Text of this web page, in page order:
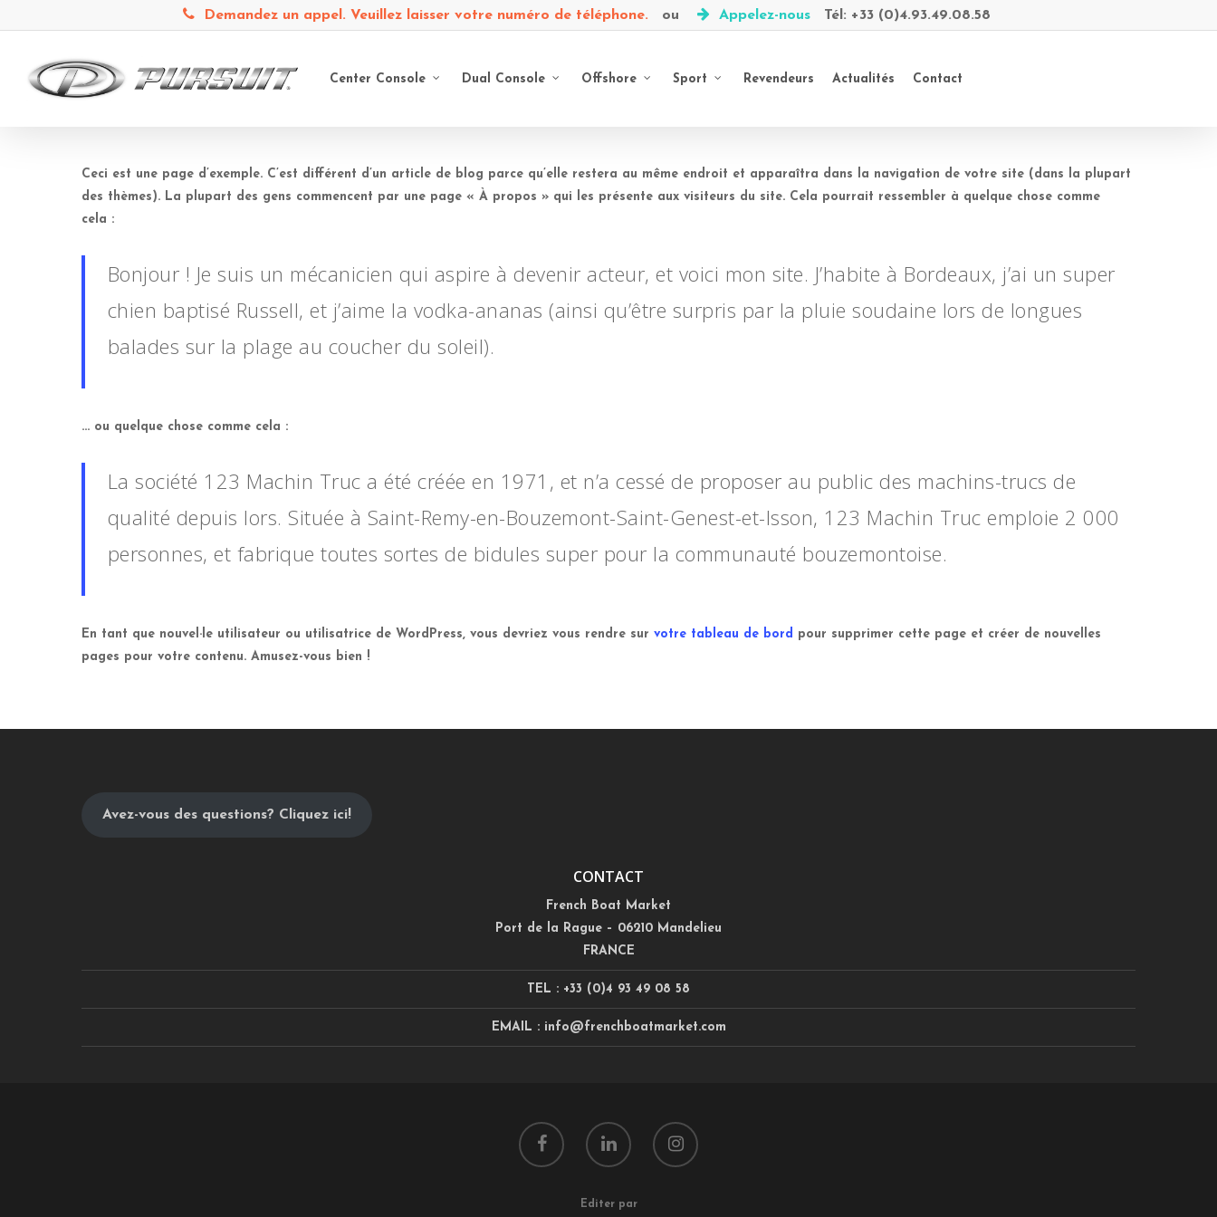
Demandez un appel. Veuillez laisser votre numéro de téléphone. ou Appelez-nous Tél: +33 (0)4.93.49.08.58
Center Console Dual Console Offshore Sport Revendeurs Actualités Contact
Ceci est une page d’exemple. C’est différent d’un article de blog parce qu’elle restera au même endroit et apparaîtra dans la navigation de votre site (dans la plupart
des thèmes). La plupart des gens commencent par une page « À propos » qui les présente aux visiteurs du site. Cela pourrait ressembler à quelque chose comme
cela :
Bonjour ! Je suis un mécanicien qui aspire à devenir acteur, et voici mon site. J’habite à Bordeaux, j’ai un super
chien baptisé Russell, et j’aime la vodka-ananas (ainsi qu’être surpris par la pluie soudaine lors de longues
balades sur la plage au coucher du soleil).
… ou quelque chose comme cela :
La société 123 Machin Truc a été créée en 1971, et n’a cessé de proposer au public des machins-trucs de
qualité depuis lors. Située à Saint-Remy-en-Bouzemont-Saint-Genest-et-Isson, 123 Machin Truc emploie 2 000
personnes, et fabrique toutes sortes de bidules super pour la communauté bouzemontoise.
En tant que nouvel·le utilisateur ou utilisatrice de WordPress, vous devriez vous rendre sur votre tableau de bord pour supprimer cette page et créer de nouvelles
pages pour votre contenu. Amusez-vous bien !
Avez-vous des questions? Cliquez ici!
CONTACT
French Boat Market
Port de la Rague – 06210 Mandelieu
FRANCE
TEL : +33 (0)4 93 49 08 58
EMAIL : info@frenchboatmarket.com
Editer par